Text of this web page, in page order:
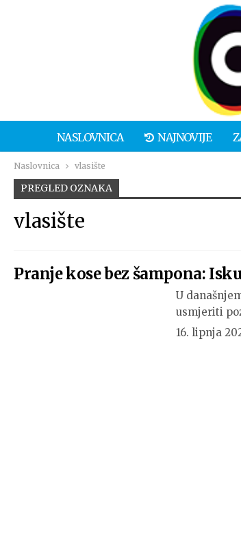
NASLOVNICA NAJNOVIJE
Naslovnica vlasište
PREGLED OZNAKA
vlasište
Pranje kose bez šampona:
U
usmjeriti
16. lipnja